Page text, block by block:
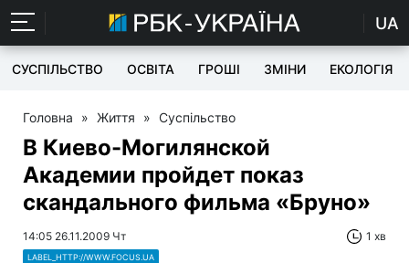
UA
СУСПІЛЬСТВО ОСВІТА ГРОШІ ЗМІНИ ЕКОЛОГІЯ
Головна » Життя » Суспільство
В Киево-Могилянской
Академии пройдет показ
скандального фильма «Бруно»
14:05 26.11.2009 Чт 1 хв
LABEL_HTTP://WWW.FOCUS.UA